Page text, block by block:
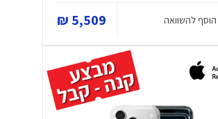
הוסף להשוואה 5,509 ₪